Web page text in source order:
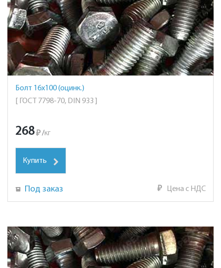
Болт 16х100 (оцинк.)
[ ГОСТ 7798-70, DIN 933 ]
268₽ /кг
Купить
Под заказ ₽ Цена с НДС